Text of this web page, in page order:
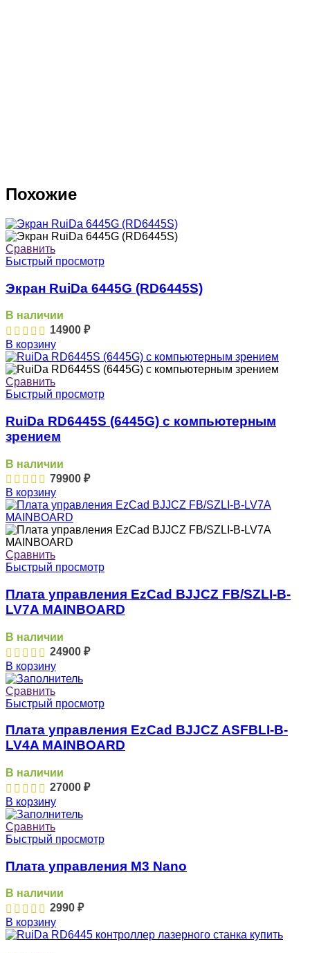
Похожие
Сравнить
Быстрый просмотр
Экран RuiDa 6445G (RD6445S)
В наличии
14900 ₽
В корзину
Сравнить
Быстрый просмотр
RuiDa RD6445S (6445G) с компьютерным
зрением
В наличии
79900 ₽
В корзину
Сравнить
Быстрый просмотр
Плата управления EzCad BJJCZ FB/SZLI-B-
LV7A MAINBOARD
В наличии
24900 ₽
В корзину
Сравнить
Быстрый просмотр
Плата управления EzCad BJJCZ ASFBLI-B-
LV4A MAINBOARD
В наличии
27000 ₽
В корзину
Сравнить
Быстрый просмотр
Плата управления M3 Nano
В наличии
2990 ₽
В корзину